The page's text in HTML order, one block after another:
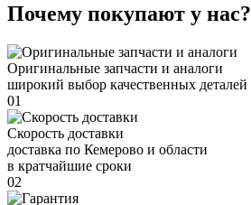
Почему покупают у нас?
Оригинальные запчасти и аналоги
широкий выбор качественных деталей
01
Скорость доставки
доставка по Кемерово и области
в кратчайшие сроки
02